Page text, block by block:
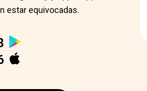
estar equivocadas.